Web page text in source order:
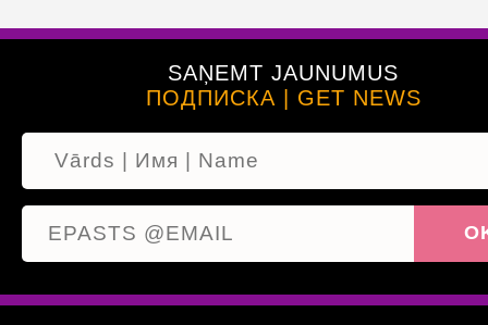
SAŅEMT JAUNUMUS
ПОДПИСКА | GET NEWS